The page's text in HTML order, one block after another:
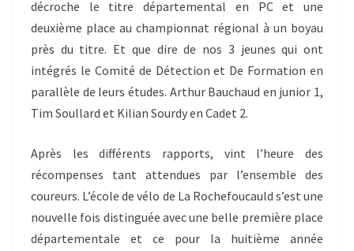
décroche le titre départemental en PC et une
deuxième place au championnat régional à un boyau
près du titre. Et que dire de nos 3 jeunes qui ont
intégrés le Comité de Détection et De Formation en
parallèle de leurs études. Arthur Bauchaud en junior 1,
Tim Soullard et Kilian Sourdy en Cadet 2.
Après les différents rapports, vint l’heure des
récompenses tant attendues par l’ensemble des
coureurs. L’école de vélo de La Rochefoucauld s’est une
nouvelle fois distinguée avec une belle première place
départementale et ce pour la huitième année